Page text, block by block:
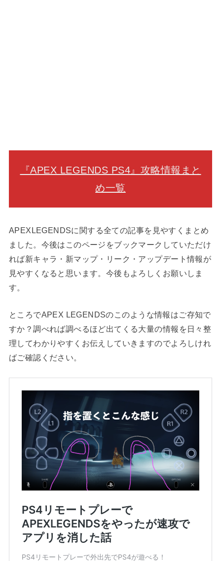
『APEX LEGENDS PS4』攻略情報まと
め一覧
APEXLEGENDSに関する全ての記事を見やすくまとめ
ました。今後はこのページをブックマークしていただけ
れば新キャラ・新マップ・リーク・アップデート情報が
見やすくなると思います。今後もよろしくお願いしま
す。
ところでAPEX LEGENDSのこのような情報はご存知で
すか？調べれば調べるほど出てくる大量の情報を日々整
理してわかりやすくお伝えしていきますのでよろしけれ
ばご確認ください。